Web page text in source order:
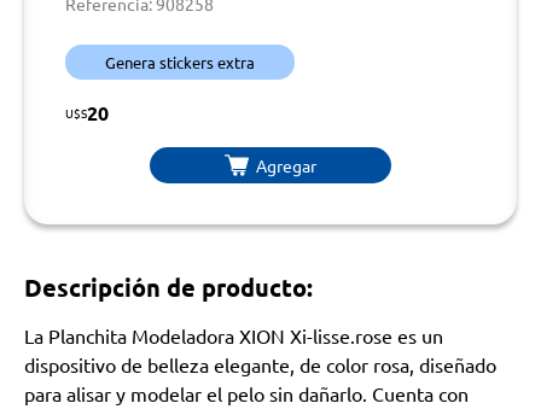
Genera stickers extra
U$S20
Agregar
Descripción de producto:
La Planchita Modeladora XION Xi-lisse.rose es un
dispositivo de belleza elegante, de color rosa, diseñado
para alisar y modelar el pelo sin dañarlo. Cuenta con